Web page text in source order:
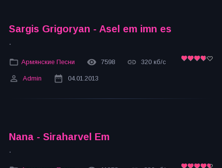
Sargis Grigoryan - Asel em imn es
.
Армянские Песни 7598 320 кб/с
Admin 04.01.2013
Nana - Siraharvel Em
.